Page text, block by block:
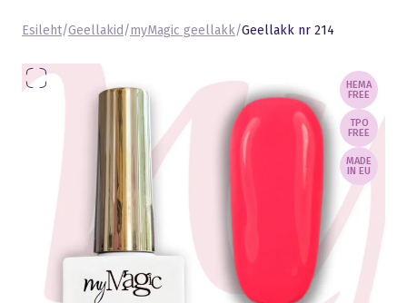
Esileht/Geellakid /myMagic geellakk/Geellakk nr 214
HEMA
FREE
TPO
FREE
MADE
IN EU